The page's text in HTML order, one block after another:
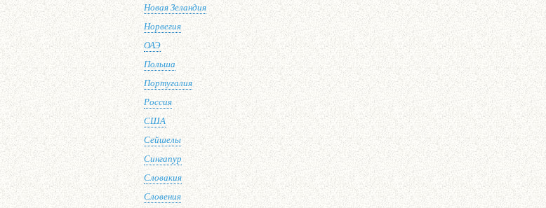
Новая Зеландия
Норвегия
ОАЭ
Польша
Португалия
Россия
США
Сейшелы
Сингапур
Словакия
Словения